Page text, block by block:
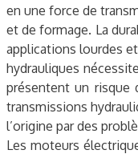
en une force de
et de formage. La
applications lourdes
hydrauliques
présentent un risque
transmissions
l’origine par des
Les moteurs